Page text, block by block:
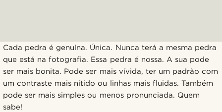
Cada pedra é genuína. Única. Nunca terá a mesma pedra
que está na fotografia. Essa pedra é nossa. A sua pode
ser mais bonita. Pode ser mais vívida, ter um padrão com
um contraste mais nítido ou linhas mais fluidas. Também
pode ser mais simples ou menos pronunciada. Quem
sabe!